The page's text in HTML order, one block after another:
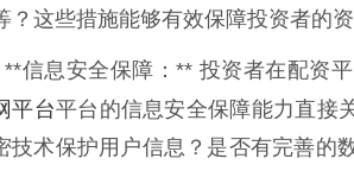
？这些措施能够有效保障投资者的
**信息安全保障：** 投资者在配资
平台平台的信息安全保障能力直接
技术保护用户信息？是否有完善的